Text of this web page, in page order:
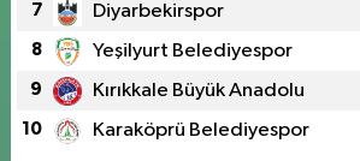
7 Diyarbekirspor
8 Yeşilyurt Belediyespor
9 Kırıkkale Büyük Anadolu
10 Karaköprü Belediyespor